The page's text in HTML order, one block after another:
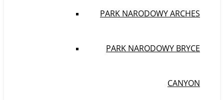
PARK NARODOWY ARCHES
PARK NARODOWY BRYCE
CANYON